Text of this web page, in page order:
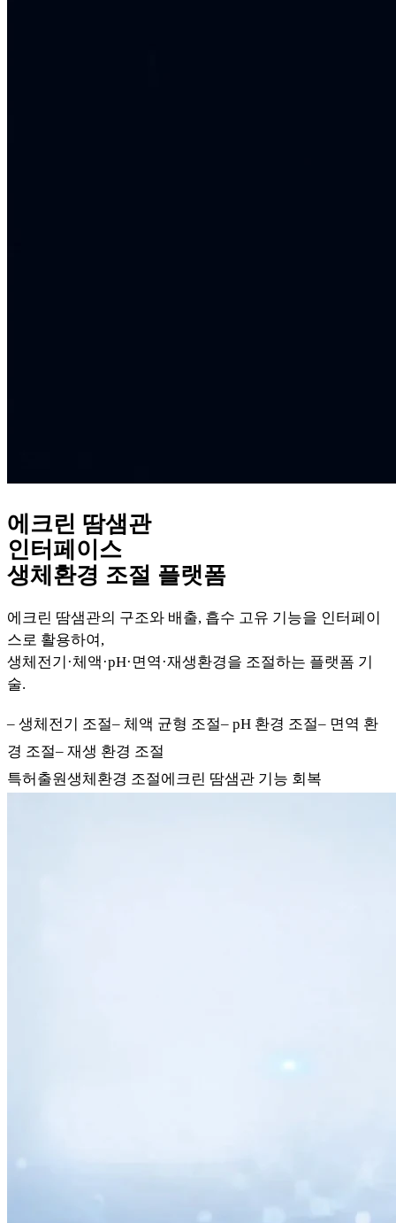
에크린 땀샘관
인터페이스
생체환경 조절 플랫폼
에크린 땀샘관의 구조와 배출, 흡수 고유 기능을 인터페이
스로 활용하여,
생체전기·체액·pH·면역·재생환경을 조절하는 플랫폼 기
술.
– 생체전기 조절– 체액 균형 조절– pH 환경 조절– 면역 환
경 조절– 재생 환경 조절
특허출원생체환경 조절에크린 땀샘관 기능 회복